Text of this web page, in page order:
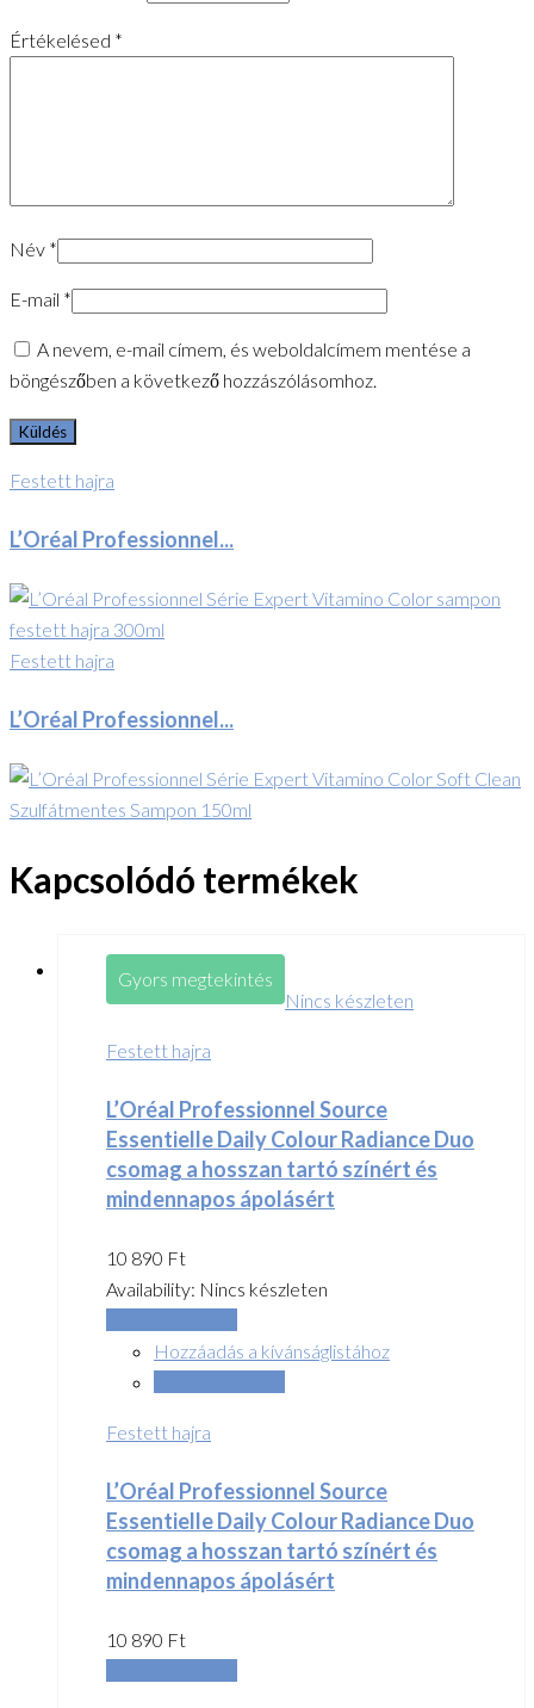
Értékelésed *
Név *
E-mail *
A nevem, e-mail címem, és weboldalcímem mentése a
böngészőben a következő hozzászólásomhoz.
Festett hajra
L’Oréal Professionnel...
Festett hajra
L’Oréal Professionnel...
Kapcsolódó termékek
Gyors megtekintés
Nincs készleten
Festett hajra
L’Oréal Professionnel Source
Essentielle Daily Colour Radiance Duo
csomag a hosszan tartó színért és
mindennapos ápolásért
10 890 Ft
Availability: Nincs készleten
Hozzáadás a kívánságlistához
Festett hajra
L’Oréal Professionnel Source
Essentielle Daily Colour Radiance Duo
csomag a hosszan tartó színért és
mindennapos ápolásért
10 890 Ft